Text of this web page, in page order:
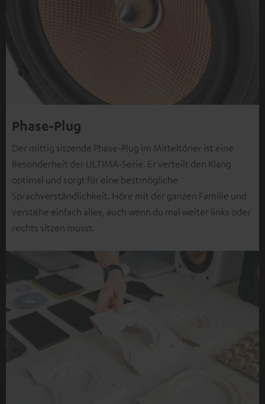
Phase-Plug
Der mittig sitzende Phase-Plug im Mitteltöner ist eine
Besonderheit der ULTIMA-Serie. Er verteilt den Klang
optimal und sorgt für eine bestmögliche
Sprachverständlichkeit. Höre mit der ganzen Familie und
verstehe einfach alles, auch wenn du mal weiter links oder
rechts sitzen musst.